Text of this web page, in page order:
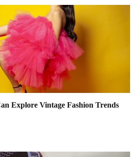
Explore Vintage Fashion Trends